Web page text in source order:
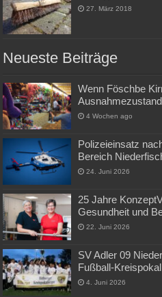
27. März 2018
Neueste Beiträge
Wenn Föschbe
4 Wochen ago
Polizeieinsatz
Bereich
24. Juni 2026
25 Jahre
Gesundheit und
22. Juni 2026
SV Adler 09
Fußball-
4. Juni 2026